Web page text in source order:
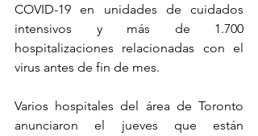
COVID-19 en unidades de cuidados
intensivos y más de 1.700
hospitalizaciones relacionadas con el
virus antes de fin de mes.
Varios hospitales del área de Toronto
anunciaron el jueves que están